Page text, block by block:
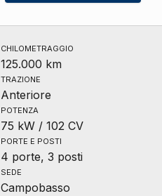
CHILOMETRAGGIO
125.000 km
TRAZIONE
Anteriore
POTENZA
75 kW / 102 CV
PORTE E POSTI
4 porte, 3 posti
SEDE
Campobasso